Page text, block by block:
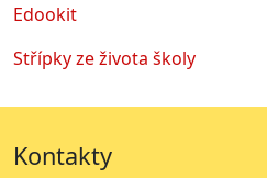
Edookit
Střípky ze života školy
Kontakty